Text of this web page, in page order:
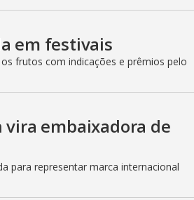
em festivais
frutos com indicações e prêmios pelo
vira embaixadora de
para representar marca internacional